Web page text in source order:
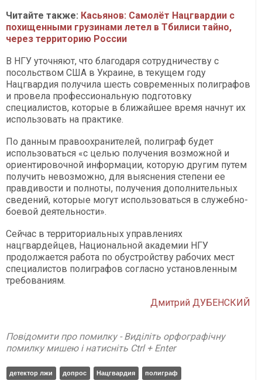
Читайте также: Касьянов: Самолёт Нацгвардии с
похищенными грузинами летел в Тбилиси тайно,
через территорию России
В НГУ уточняют, что благодаря сотрудничеству с
посольством США в Украине, в текущем году
Нацгвардия получила шесть современных полиграфов
и провела профессиональную подготовку
специалистов, которые в ближайшее время начнут их
использовать на практике.
По данным правоохранителей, полиграф будет
использоваться «с целью получения возможной и
ориентировочной информации, которую другим путем
получить невозможно, для выяснения степени ее
правдивости и полноты, получения дополнительных
сведений, которые могут использоваться в служебно-
боевой деятельности».
Сейчас в территориальных управлениях
нацгвардейцев, Национальной академии НГУ
продолжается работа по обустройству рабочих мест
специалистов полиграфов согласно установленным
требованиям.
Дмитрий ДУБЕНСКИЙ
Повідомити про помилку - Виділіть орфографічну
помилку мишею і натисніть Ctrl + Enter
детектор лжи допрос Нацгвардия
полиграф